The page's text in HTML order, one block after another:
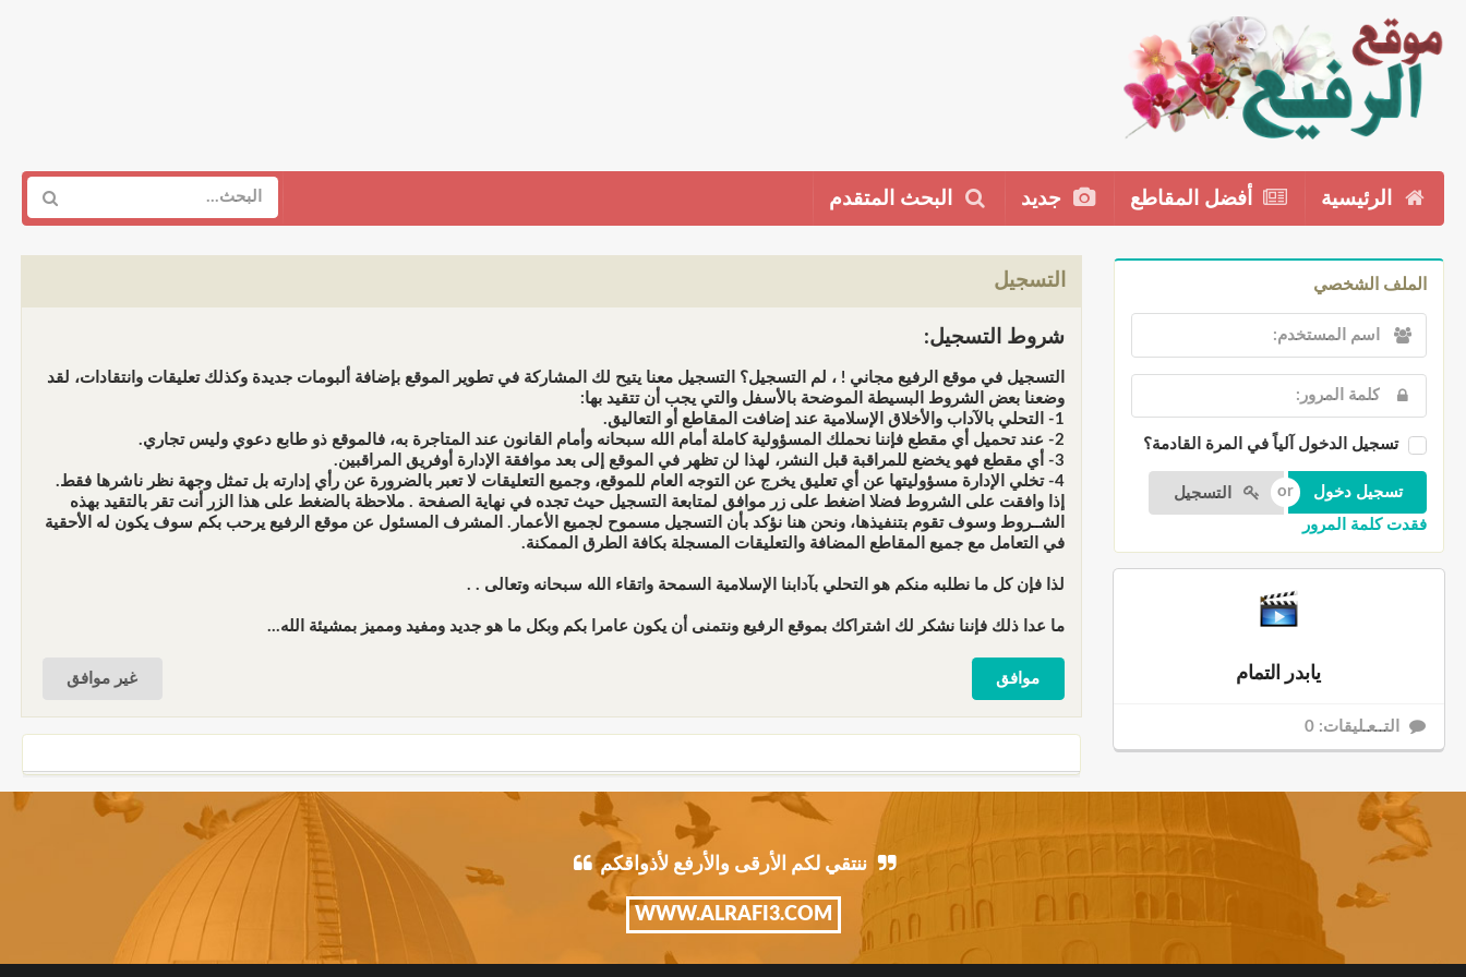
الرئيسية أفضل المقاطع جديد البحث المتقدم
الملف الشخصي
تسجيل الدخول آلياً في المرة القادمة؟
التسجيل
فقدت كلمة المرور
يابدر التمام
التــعـليقات: 0
التسجيل
شروط التسجيل:
التسجيل في موقع الرفيع مجاني ! ، لم التسجيل؟ التسجيل معنا يتيح لك المشاركة في تطوير الموقع بإضافة ألبومات جديدة وكذلك تعليقات وانتقادات، لقد
وضعنا بعض الشروط البسيطة الموضحة بالأسفل والتي يجب أن تتقيد بها:
1- التحلي بالآداب والأخلاق الإسلامية عند إضافت المقاطع أو التعاليق.
2- عند تحميل أي مقطع فإننا نحملك المسؤولية كاملة أمام الله سبحانه وأمام القانون عند المتاجرة به، فالموقع ذو طابع دعوي وليس تجاري.
3- أي مقطع فهو يخضع للمراقبة قبل النشر، لهذا لن تظهر في الموقع إلى بعد موافقة الإدارة أوفريق المراقبين.
4- تخلي الإدارة مسؤوليتها عن أي تعليق يخرج عن التوجه العام للموقع، وجميع التعليقات لا تعبر بالضرورة عن رأي إدارته بل تمثل وجهة نظر ناشرها فقط.
إذا وافقت على الشروط فضلا اضغط على زر موافق لمتابعة التسجيل حيث تجده في نهاية الصفحة . ملاحظة بالضغط على هذا الزر أنت تقر بالتقيد بهذه
الشــروط وسوف تقوم بتنفيذها، ونحن هنا نؤكد بأن التسجيل مسموح لجميع الأعمار. المشرف المسئول عن موقع الرفيع يرحب بكم سوف يكون له الأحقية
في التعامل مع جميع المقاطع المضافة والتعليقات المسجلة بكافة الطرق الممكنة.
لذا فإن كل ما نطلبه منكم هو التحلي بآدابنا الإسلامية السمحة واتقاء الله سبحانه وتعالى . .
ما عدا ذلك فإننا نشكر لك اشتراكك بموقع الرفيع ونتمنى أن يكون عامرا بكم وبكل ما هو جديد ومفيد ومميز بمشيئة الله...
ننتقي لكم الأرقى والأرفع لأذواقكم
WWW.ALRAFI3.COM